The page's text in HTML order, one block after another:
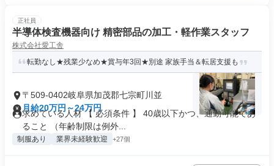
正社員
半導体検査機器向け 精密部品の加工・軽作業スタッフ
株式会社愛工舎
転勤なし★残業少なめ★賞与年3回★別途 家族手当＆転居支援も
〒509-0402岐阜県加茂郡七宗町川並
月給20万円～24万円
求めている人材 【 必須条件 】 40歳以下かつ、通勤可能であ
ること （年齢制限は例外...
制服あり 業界未経験歓迎 +27個